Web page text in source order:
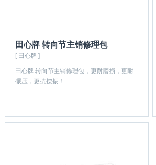
田心牌 转向节主销修理包
[ 田心牌 ]
田心牌 转向节主销修理包，更耐磨损，更耐
碾压，更抗摆振！